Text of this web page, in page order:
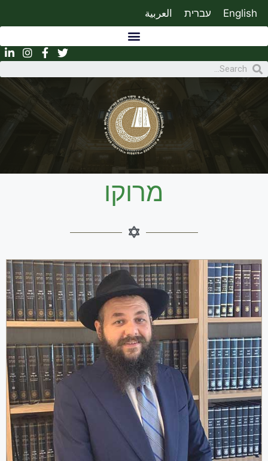
English עברית العربية
מרוקו